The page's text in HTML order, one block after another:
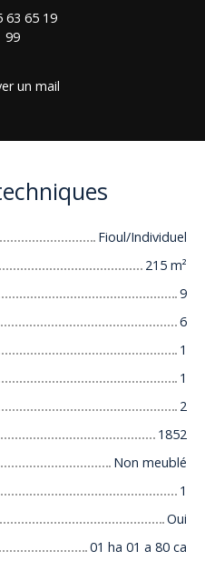
63 65 19
99
un mail
Fioul/Individuel
215 m²
9
6
1
1
2
1852
Non meublé
1
Oui
01 ha 01 a 80 ca